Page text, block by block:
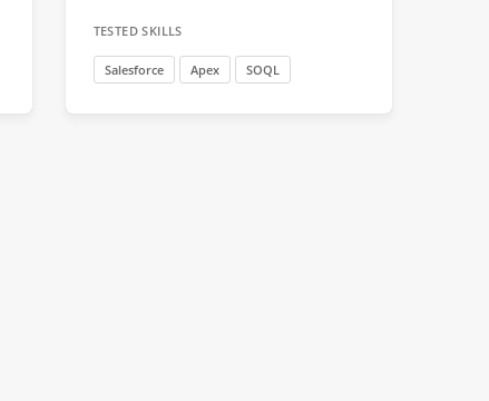
TESTED SKILLS
Salesforce Apex SOQL